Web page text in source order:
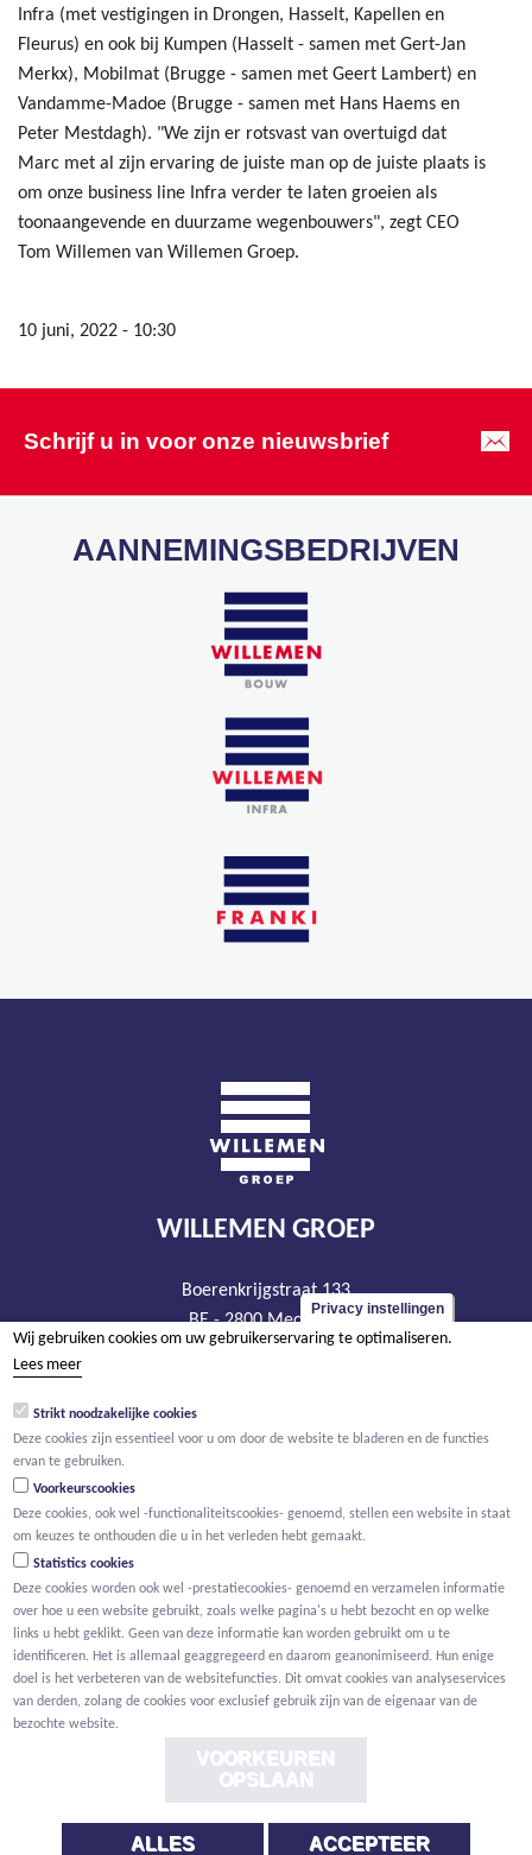
Infra (met vestigingen in Drongen, Hasselt, Kapellen en
Fleurus) en ook bij Kumpen (Hasselt - samen met Gert-Jan
Merkx), Mobilmat (Brugge - samen met Geert Lambert) en
Vandamme-Madoe (Brugge - samen met Hans Haems en
Peter Mestdagh). "We zijn er rotsvast van overtuigd dat
Marc met al zijn ervaring de juiste man op de juiste plaats is
om onze business line Infra verder te laten groeien als
toonaangevende en duurzame wegenbouwers", zegt CEO
Tom Willemen van Willemen Groep.
10 juni, 2022 - 10:30
Schrijf u in voor onze nieuwsbrief
AANNEMINGSBEDRIJVEN
WILLEMEN GROEP
Boerenkrijgstraat 133
BE - 2800 Mechelen
tel +32 15 569 965
BTW BE 0466.256.432
Privacy Cookies Melding klokkenluider
Privacy instellingen
Wij gebruiken cookies om uw gebruikerservaring te optimaliseren.
Lees meer
Strikt noodzakelijke cookies
Deze cookies zijn essentieel voor u om door de website te bladeren en de functies
ervan te gebruiken.
Voorkeurscookies
Deze cookies, ook wel -functionaliteitscookies- genoemd, stellen een website in staat
om keuzes te onthouden die u in het verleden hebt gemaakt.
Statistics cookies
Deze cookies worden ook wel -prestatiecookies- genoemd en verzamelen informatie
over hoe u een website gebruikt, zoals welke pagina's u hebt bezocht en op welke
links u hebt geklikt. Geen van deze informatie kan worden gebruikt om u te
identificeren. Het is allemaal geaggregeerd en daarom geanonimiseerd. Hun enige
doel is het verbeteren van de websitefuncties. Dit omvat cookies van analyseservices
van derden, zolang de cookies voor exclusief gebruik zijn van de eigenaar van de
bezochte website.
VOORKEUREN
OPSLAAN
ALLES ACCEPTEER